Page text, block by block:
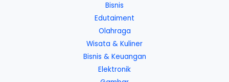
Bisnis
Edutaiment
Olahraga
Wisata & Kuliner
Bisnis & Keuangan
Elektronik